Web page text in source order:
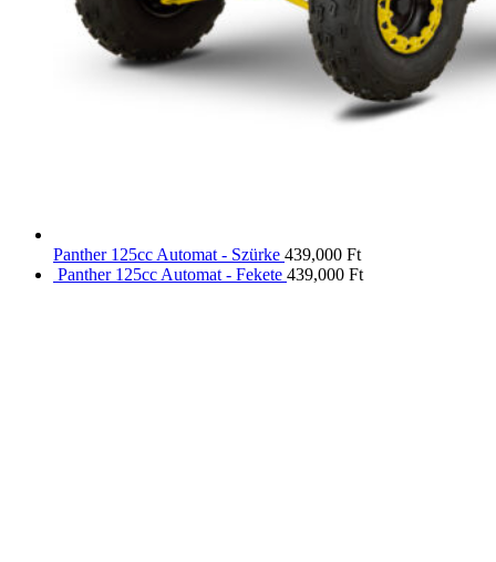
Panther 125cc Automat - Szürke 439,000 Ft
Panther 125cc Automat - Fekete 439,000 Ft